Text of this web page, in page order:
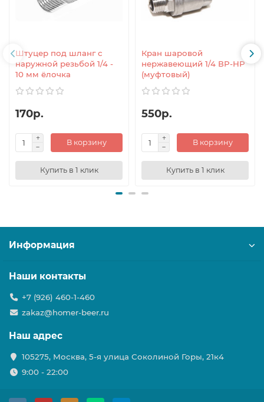
Штуцер под шланг с
наружной резьбой 1/4 -
10 мм ёлочка
170р.
В корзину
Купить в 1 клик
Кран шаровой
нержавеющий 1/4 ВР-НР
(муфтовый)
550р.
В корзину
Купить в 1 клик
Информация
Наши контакты
+7 (926) 460-1-460
zakaz@homer-beer.ru
Наш адрес
105275, Москва, 5-я улица Соколиной Горы, 21к4
9:00 - 22:00